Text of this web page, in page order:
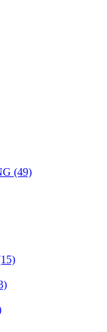
(49)